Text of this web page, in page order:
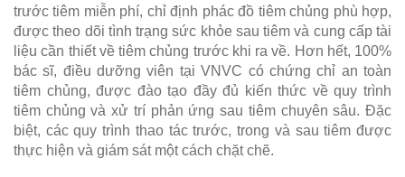
trước tiêm miễn phí, chỉ định phác đồ tiêm chủng phù hợp,
được theo dõi tình trạng sức khỏe sau tiêm và cung cấp tài
liệu cần thiết về tiêm chủng trước khi ra về. Hơn hết, 100%
bác sĩ, điều dưỡng viên tại VNVC có chứng chỉ an toàn
tiêm chủng, được đào tạo đầy đủ kiến thức về quy trình
tiêm chủng và xử trí phản ứng sau tiêm chuyên sâu. Đặc
biệt, các quy trình thao tác trước, trong và sau tiêm được
thực hiện và giám sát một cách chặt chẽ.